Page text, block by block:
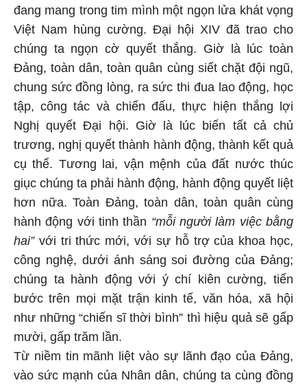
đang mang trong tim mình một ngọn lửa khát vọng
Việt Nam hùng cường. Đại hội XIV đã trao cho
chúng ta ngọn cờ quyết thắng. Giờ là lúc toàn
Đảng, toàn dân, toàn quân cùng siết chặt đội ngũ,
chung sức đồng lòng, ra sức thi đua lao động, học
tập, công tác và chiến đấu, thực hiện thắng lợi
Nghị quyết Đại hội. Giờ là lúc biến tất cả chủ
trương, nghị quyết thành hành động, thành kết quả
cụ thể. Tương lai, vận mệnh của đất nước thúc
giục chúng ta phải hành động, hành động quyết liệt
hơn nữa. Toàn Đảng, toàn dân, toàn quân cùng
hành động với tinh thần “mỗi người làm việc bằng
hai” với tri thức mới, với sự hỗ trợ của khoa học,
công nghệ, dưới ánh sáng soi đường của Đảng;
chúng ta hành động với ý chí kiên cường, tiến
bước trên mọi mặt trận kinh tế, văn hóa, xã hội
như những “chiến sĩ thời bình” thì hiệu quả sẽ gấp
mười, gấp trăm lần.
Từ niềm tin mãnh liệt vào sự lãnh đạo của Đảng,
vào sức mạnh của Nhân dân, chúng ta cùng đồng